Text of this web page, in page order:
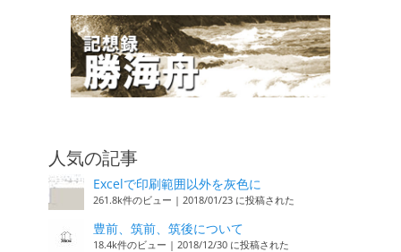
人気の記事
Excelで印刷範囲以外を灰色に
261.8k件のビュー | 2018/01/23 に投稿された
豊前、筑前、筑後について
18.4k件のビュー | 2018/12/30 に投稿された